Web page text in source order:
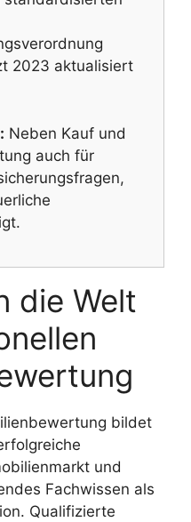
2023 aktualisiert
Neben Kauf und
auch für
die Welt
bildet
und
Fachwissen als
Qualifizierte